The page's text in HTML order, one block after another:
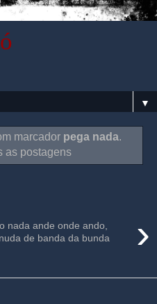
▼
marcador pega nada.
as postagens
›
nada ande onde ando,
de banda da bunda